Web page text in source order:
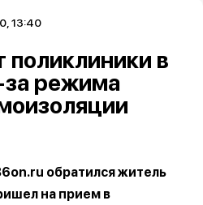
13:40
поликлиники в
режима
обратился житель
на прием в